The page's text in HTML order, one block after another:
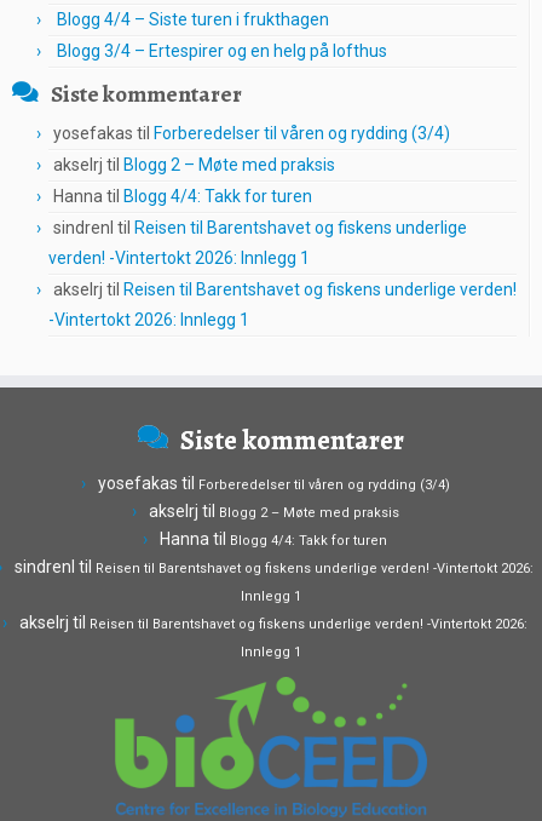
Blogg 4/4 – Siste turen i frukthagen
Blogg 3/4 – Ertespirer og en helg på lofthus
Siste kommentarer
yosefakas til Forberedelser til våren og rydding (3/4)
akselrj til Blogg 2 – Møte med praksis
Hanna til Blogg 4/4: Takk for turen
sindrenl til Reisen til Barentshavet og fiskens underlige
verden! -Vintertokt 2026: Innlegg 1
akselrj til Reisen til Barentshavet og fiskens underlige verden!
-Vintertokt 2026: Innlegg 1
Siste kommentarer
yosefakas til Forberedelser til våren og rydding (3/4)
akselrj til Blogg 2 – Møte med praksis
Hanna til Blogg 4/4: Takk for turen
sindrenl til Reisen til Barentshavet og fiskens underlige verden! -Vintertokt 2026:
Innlegg 1
akselrj til Reisen til Barentshavet og fiskens underlige verden! -Vintertokt 2026:
Innlegg 1